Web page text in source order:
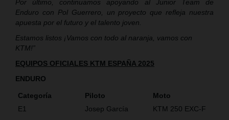
Por último, continuamos apoyando al Junior Team de
Enduro con Pol Guerrero, un proyecto que refleja nuestra
apuesta por el futuro y el talento joven.
Estamos listos ¡Vamos con todo al naranja, vamos con
KTM!”
EQUIPOS OFICIALES KTM ESPAÑA 2025
ENDURO
Categoría Piloto
Moto
E1
Josep García KTM 250 EXC-F